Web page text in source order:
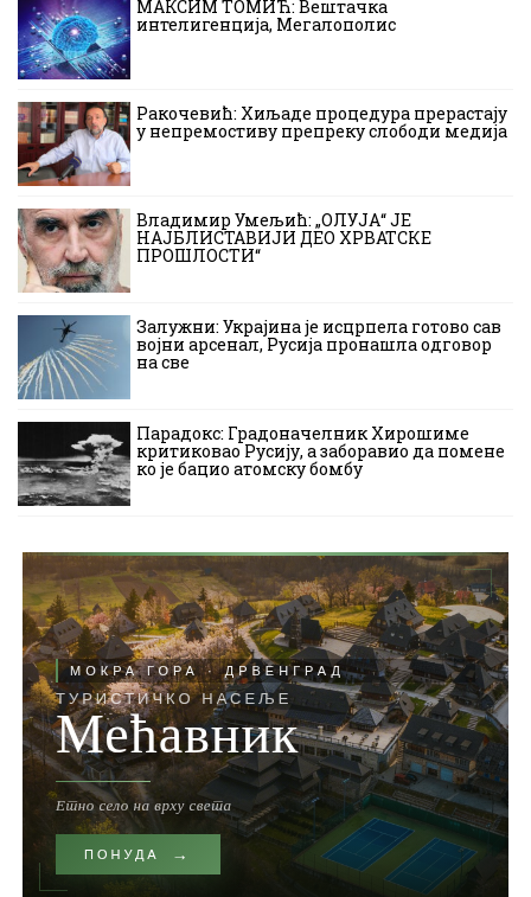
МАКСИМ ТОМИЋ: Вештачка
интелигенција, Мегалополис
Ракочевић: Хиљаде процедура прерастају
у непремостиву препреку слободи медија
Владимир Умељић: „ОЛУЈА“ ЈЕ
НАЈБЛИСТАВИЈИ ДЕО ХРВАТСКЕ
ПРОШЛОСТИ“
Залужни: Украјина је исцрпела готово сав
војни арсенал, Русија пронашла одговор
на све
Парадокс: Градоначелник Хирошиме
критиковао Русију, а заборавио да помене
ко је бацио атомску бомбу